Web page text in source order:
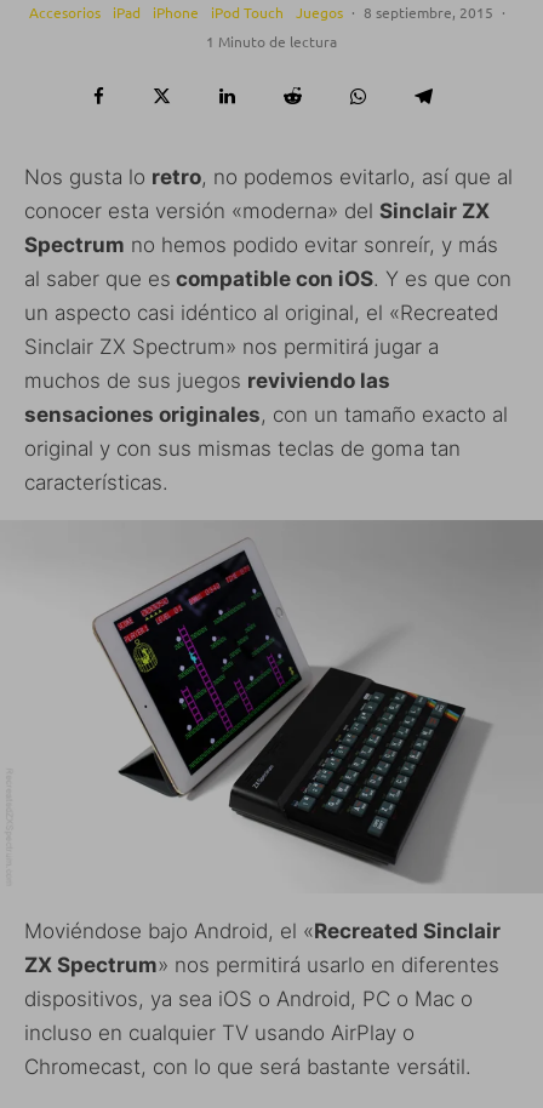
Accesorios
iPad iPhone iPod Touch Juegos · 8 septiembre, 2015 ·
1 Minuto de lectura
Nos gusta lo retro, no podemos evitarlo, así que al
conocer esta versión «moderna» del Sinclair ZX
Spectrum no hemos podido evitar sonreír, y más
al saber que es compatible con iOS. Y es que con
un aspecto casi idéntico al original, el «Recreated
Sinclair ZX Spectrum» nos permitirá jugar a
muchos de sus juegos reviviendo las
sensaciones originales, con un tamaño exacto al
original y con sus mismas teclas de goma tan
características.
Moviéndose bajo Android, el «Recreated Sinclair
ZX Spectrum» nos permitirá usarlo en diferentes
dispositivos, ya sea iOS o Android, PC o Mac o
incluso en cualquier TV usando AirPlay o
Chromecast, con lo que será bastante versátil.